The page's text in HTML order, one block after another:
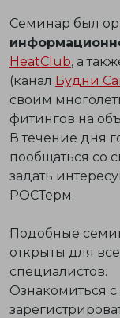
Семинар был
HeatClub, а
(канал Будни
своим
фитингов на
В течение дня
пообщаться со
задать
РОСТерм.
Подобные
открыты для
специалистов.
Ознакомиться